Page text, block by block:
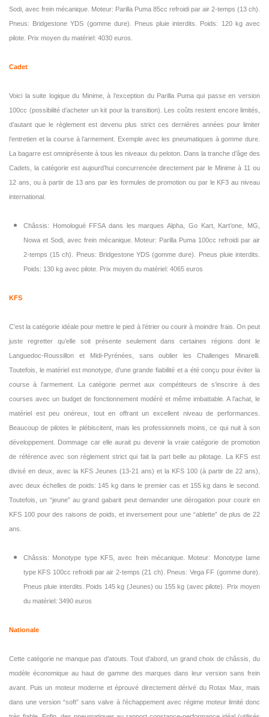
Sodi, avec frein mécanique. Moteur: Parilla Puma 85cc refroidi par air 2-temps (13 ch).
Pneus: Bridgestone YDS (gomme dure). Pneus pluie interdits. Poids: 120 kg avec
pilote. Prix moyen du matériel: 4030 euros.
Cadet
Voici la suite logique du Minime, à l’exception du Parilla Puma qui passe en version
100cc (possibilité d’acheter un kit pour la transition). Les coûts restent encore limités,
d’autant que le règlement est devenu plus strict ces dernières années pour limiter
l’entretien et la course à l’armement. Exemple avec les pneumatiques à gomme dure.
La bagarre est omniprésente à tous les niveaux du peloton. Dans la tranche d’âge des
Cadets, la catégorie est aujourd’hui concurrencée directement par le Minime à 11 ou
12 ans, ou à partir de 13 ans par les formules de promotion ou par le KF3 au niveau
international.
Châssis: Homologué FFSA dans les marques Alpha, Go Kart, Kart’one, MG,
Nowa et Sodi, avec frein mécanique. Moteur: Parilla Puma 100cc refroidi par air
2-temps (15 ch). Pneus: Bridgestone YDS (gomme dure). Pneus pluie interdits.
Poids: 130 kg avec pilote. Prix moyen du matériel: 4065 euros
KFS
C’est la catégorie idéale pour mettre le pied à l’étrier ou courir à moindre frais. On peut
juste regretter qu’elle soit présente seulement dans certaines régions dont le
Languedoc-Roussillon et Midi-Pyrénées, sans oublier les Challenges Minarelli.
Toutefois, le matériel est monotype, d’une grande fiabilité et a été conçu pour éviter la
course à l’armement. La catégorie permet aux compétiteurs de s’inscrire à des
courses avec un budget de fonctionnement modéré et même imbattable. A l’achat, le
matériel est peu onéreux, tout en offrant un excellent niveau de performances.
Beaucoup de pilotes le plébiscitent, mais les professionnels moins, ce qui nuit à son
développement. Dommage car elle aurait pu devenir la vraie catégorie de promotion
de référence avec son règlement strict qui fait la part belle au pilotage. La KFS est
divisé en deux, avec la KFS Jeunes (13-21 ans) et la KFS 100 (à partir de 22 ans),
avec deux échelles de poids: 145 kg dans le premier cas et 155 kg dans le second.
Toutefois, un “jeune” au grand gabarit peut demander une dérogation pour courir en
KFS 100 pour des raisons de poids, et inversement pour une “ablette” de plus de 22
ans.
Châssis: Monotype type KFS, avec frein mécanique. Moteur: Monotype Iame
type KFS 100cc refroidi par air 2-temps (21 ch). Pneus: Vega FF (gomme dure).
Pneus pluie interdits. Poids 145 kg (Jeunes) ou 155 kg (avec pilote). Prix moyen
du matériel: 3490 euros
Nationale
Cette catégorie ne manque pas d’atouts. Tout d’abord, un grand choix de châssis, du
modèle économique au haut de gamme des marques dans leur version sans frein
avant. Puis un moteur moderne et éprouvé directement dérivé du Rotax Max, mais
dans une version “soft” sans valve à l’échappement avec régime moteur limité donc